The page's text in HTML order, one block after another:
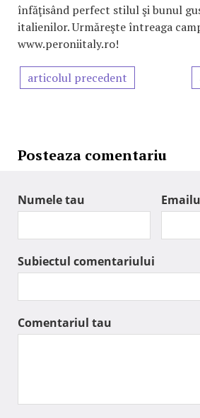
înfăţisând perfect stilul şi bunul
italienilor. Urmăreşte întreaga
www.peroniitaly.ro!
articolul precedent
Posteaza comentariu
Numele tau
Subiectul comentariului
Comentariul tau